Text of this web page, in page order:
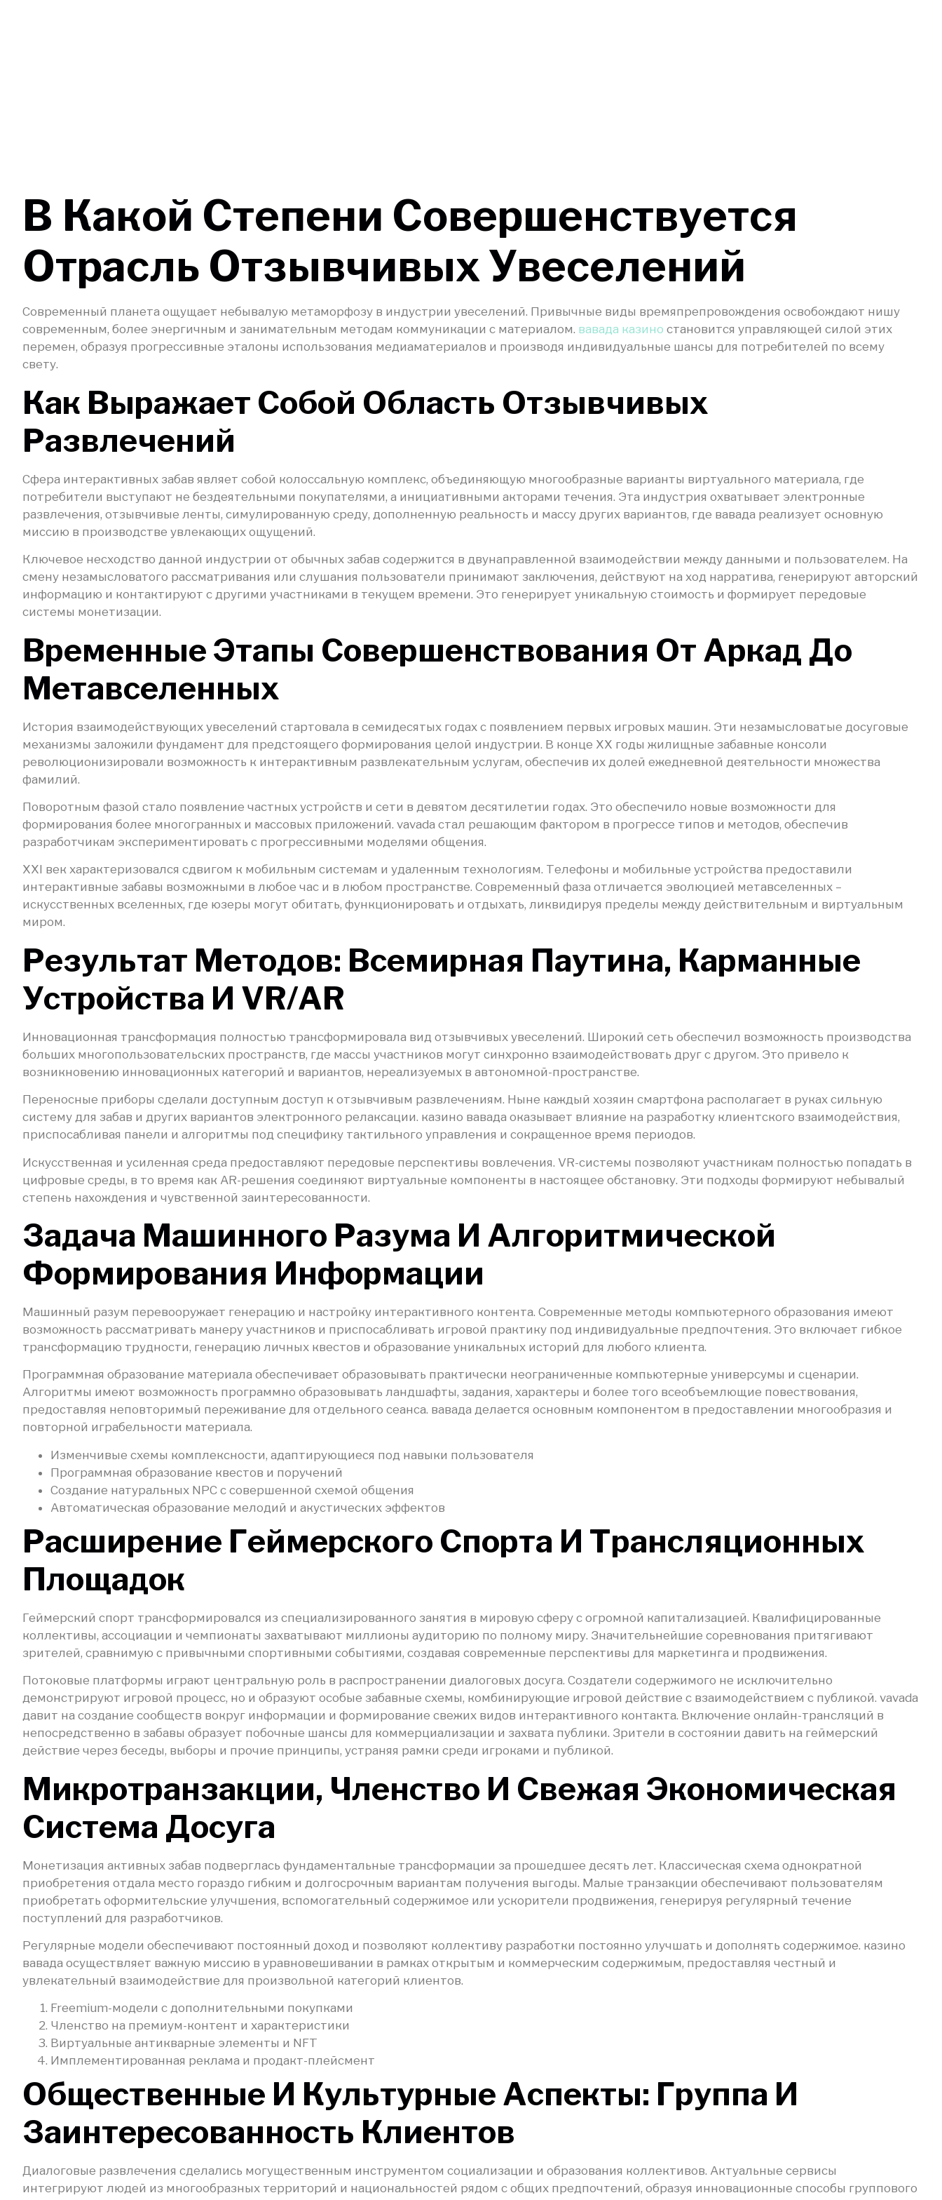
В Какой Степени Совершенствуется
Отрасль Отзывчивых Увеселений
Современный планета ощущает небывалую метаморфозу в индустрии увеселений. Привычные виды времяпрепровождения освобождают нишу
современным, более энергичным и занимательным методам коммуникации с материалом. вавада казино становится управляющей силой этих
перемен, образуя прогрессивные эталоны использования медиаматериалов и производя индивидуальные шансы для потребителей по всему
свету.
Как Выражает Собой Область Отзывчивых
Развлечений
Сфера интерактивных забав являет собой колоссальную комплекс, объединяющую многообразные варианты виртуального материала, где
потребители выступают не бездеятельными покупателями, а инициативными акторами течения. Эта индустрия охватывает электронные
развлечения, отзывчивые ленты, симулированную среду, дополненную реальность и массу других вариантов, где вавада реализует основную
миссию в производстве увлекающих ощущений.
Ключевое несходство данной индустрии от обычных забав содержится в двунаправленной взаимодействии между данными и пользователем. На
смену незамысловатого рассматривания или слушания пользователи принимают заключения, действуют на ход нарратива, генерируют авторский
информацию и контактируют с другими участниками в текущем времени. Это генерирует уникальную стоимость и формирует передовые
системы монетизации.
Временные Этапы Совершенствования От Аркад До
Метавселенных
История взаимодействующих увеселений стартовала в семидесятых годах с появлением первых игровых машин. Эти незамысловатые досуговые
механизмы заложили фундамент для предстоящего формирования целой индустрии. В конце XX годы жилищные забавные консоли
революционизировали возможность к интерактивным развлекательным услугам, обеспечив их долей ежедневной деятельности множества
фамилий.
Поворотным фазой стало появление частных устройств и сети в девятом десятилетии годах. Это обеспечило новые возможности для
формирования более многогранных и массовых приложений. vavada стал решающим фактором в прогрессе типов и методов, обеспечив
разработчикам экспериментировать с прогрессивными моделями общения.
XXI век характеризовался сдвигом к мобильным системам и удаленным технологиям. Телефоны и мобильные устройства предоставили
интерактивные забавы возможными в любое час и в любом пространстве. Современный фаза отличается эволюцией метавселенных –
искусственных вселенных, где юзеры могут обитать, функционировать и отдыхать, ликвидируя пределы между действительным и виртуальным
миром.
Результат Методов: Всемирная Паутина, Карманные
Устройства И VR/AR
Инновационная трансформация полностью трансформировала вид отзывчивых увеселений. Широкий сеть обеспечил возможность производства
больших многопользовательских пространств, где массы участников могут синхронно взаимодействовать друг с другом. Это привело к
возникновению инновационных категорий и вариантов, нереализуемых в автономной-пространстве.
Переносные приборы сделали доступным доступ к отзывчивым развлечениям. Ныне каждый хозяин смартфона располагает в руках сильную
систему для забав и других вариантов электронного релаксации. казино вавада оказывает влияние на разработку клиентского взаимодействия,
приспосабливая панели и алгоритмы под специфику тактильного управления и сокращенное время периодов.
Искусственная и усиленная среда предоставляют передовые перспективы вовлечения. VR-системы позволяют участникам полностью попадать в
цифровые среды, в то время как AR-решения соединяют виртуальные компоненты в настоящее обстановку. Эти подходы формируют небывалый
степень нахождения и чувственной заинтересованности.
Задача Машинного Разума И Алгоритмической
Формирования Информации
Машинный разум перевооружает генерацию и настройку интерактивного контента. Современные методы компьютерного образования имеют
возможность рассматривать манеру участников и приспосабливать игровой практику под индивидуальные предпочтения. Это включает гибкое
трансформацию трудности, генерацию личных квестов и образование уникальных историй для любого клиента.
Программная образование материала обеспечивает образовывать практически неограниченные компьютерные универсумы и сценарии.
Алгоритмы имеют возможность программно образовывать ландшафты, задания, характеры и более того всеобъемлющие повествования,
предоставляя неповторимый переживание для отдельного сеанса. вавада делается основным компонентом в предоставлении многообразия и
повторной играбельности материала.
Изменчивые схемы комплексности, адаптирующиеся под навыки пользователя
Программная образование квестов и поручений
Создание натуральных NPC с совершенной схемой общения
Автоматическая образование мелодий и акустических эффектов
Расширение Геймерского Спорта И Трансляционных
Площадок
Геймерский спорт трансформировался из специализированного занятия в мировую сферу с огромной капитализацией. Квалифицированные
коллективы, ассоциации и чемпионаты захватывают миллионы аудиторию по полному миру. Значительнейшие соревнования притягивают
зрителей, сравнимую с привычными спортивными событиями, создавая современные перспективы для маркетинга и продвижения.
Потоковые платформы играют центральную роль в распространении диалоговых досуга. Создатели содержимого не исключительно
демонстрируют игровой процесс, но и образуют особые забавные схемы, комбинирующие игровой действие с взаимодействием с публикой. vavada
давит на создание сообществ вокруг информации и формирование свежих видов интерактивного контакта. Включение онлайн-трансляций в
непосредственно в забавы образует побочные шансы для коммерциализации и захвата публики. Зрители в состоянии давить на геймерский
действие через беседы, выборы и прочие принципы, устраняя рамки среди игроками и публикой.
Микротранзакции, Членство И Свежая Экономическая
Система Досуга
Монетизация активных забав подверглась фундаментальные трансформации за прошедшее десять лет. Классическая схема однократной
приобретения отдала место гораздо гибким и долгосрочным вариантам получения выгоды. Малые транзакции обеспечивают пользователям
приобретать оформительские улучшения, вспомогательный содержимое или ускорители продвижения, генерируя регулярный течение
поступлений для разработчиков.
Регулярные модели обеспечивают постоянный доход и позволяют коллективу разработки постоянно улучшать и дополнять содержимое. казино
вавада осуществляет важную миссию в уравновешивании в рамках открытым и коммерческим содержимым, предоставляя честный и
увлекательный взаимодействие для произвольной категорий клиентов.
Freemium-модели с дополнительными покупками
Членство на премиум-контент и характеристики
Виртуальные антикварные элементы и NFT
Имплементированная реклама и продакт-плейсмент
Общественные И Культурные Аспекты: Группа И
Заинтересованность Клиентов
Диалоговые развлечения сделались могущественным инструментом социализации и образования коллективов. Актуальные сервисы
интегрируют людей из многообразных территорий и национальностей рядом с общих предпочтений, образуя инновационные способы группового